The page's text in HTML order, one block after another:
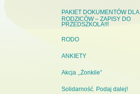
PAKIET DOKUMENTÓW DLA
RODZICÓW – ZAPISY DO
PRZEDSZKOLA!!!
RODO
ANKIETY
Akcja ,,Żonkile”
Solidarność. Podaj dalej!